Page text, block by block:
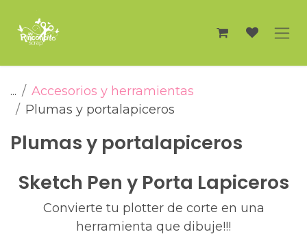
...
Accesorios y herramientas
Plumas y portalapiceros
Plumas y portalapiceros
Sketch Pen y Porta Lapiceros
Convierte tu plotter de corte en una
herramienta que dibuje!!!